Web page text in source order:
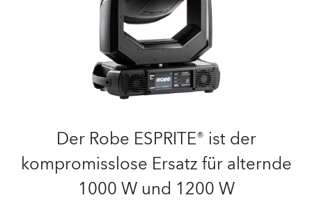
Der Robe ESPRITE® ist der
kompromisslose Ersatz für alternde
1000 W und 1200 W